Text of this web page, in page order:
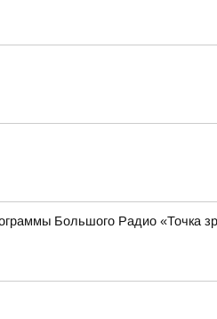
Большого Радио «Точка